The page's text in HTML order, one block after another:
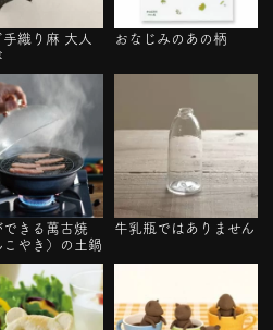
手織り麻 大人
おなじみのあの柄
できる萬古焼
こやき）の土鍋
牛乳瓶ではありません